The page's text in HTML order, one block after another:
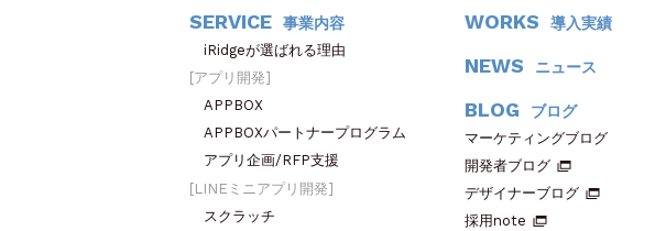
SERVICE 事業内容
iRidgeが選ばれる理由
アプリ開発
APPBOX
APPBOXパートナープログラム
アプリ企画/RFP支援
LINEミニアプリ開発
スクラッチ
WORKS 導入実績
NEWS ニュース
BLOG ブログ
マーケティングブログ
開発者ブログ
デザイナーブログ
採用note